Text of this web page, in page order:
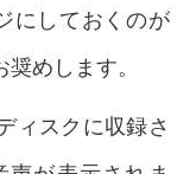
にしておくのが
めします。
ィスクに収録さ